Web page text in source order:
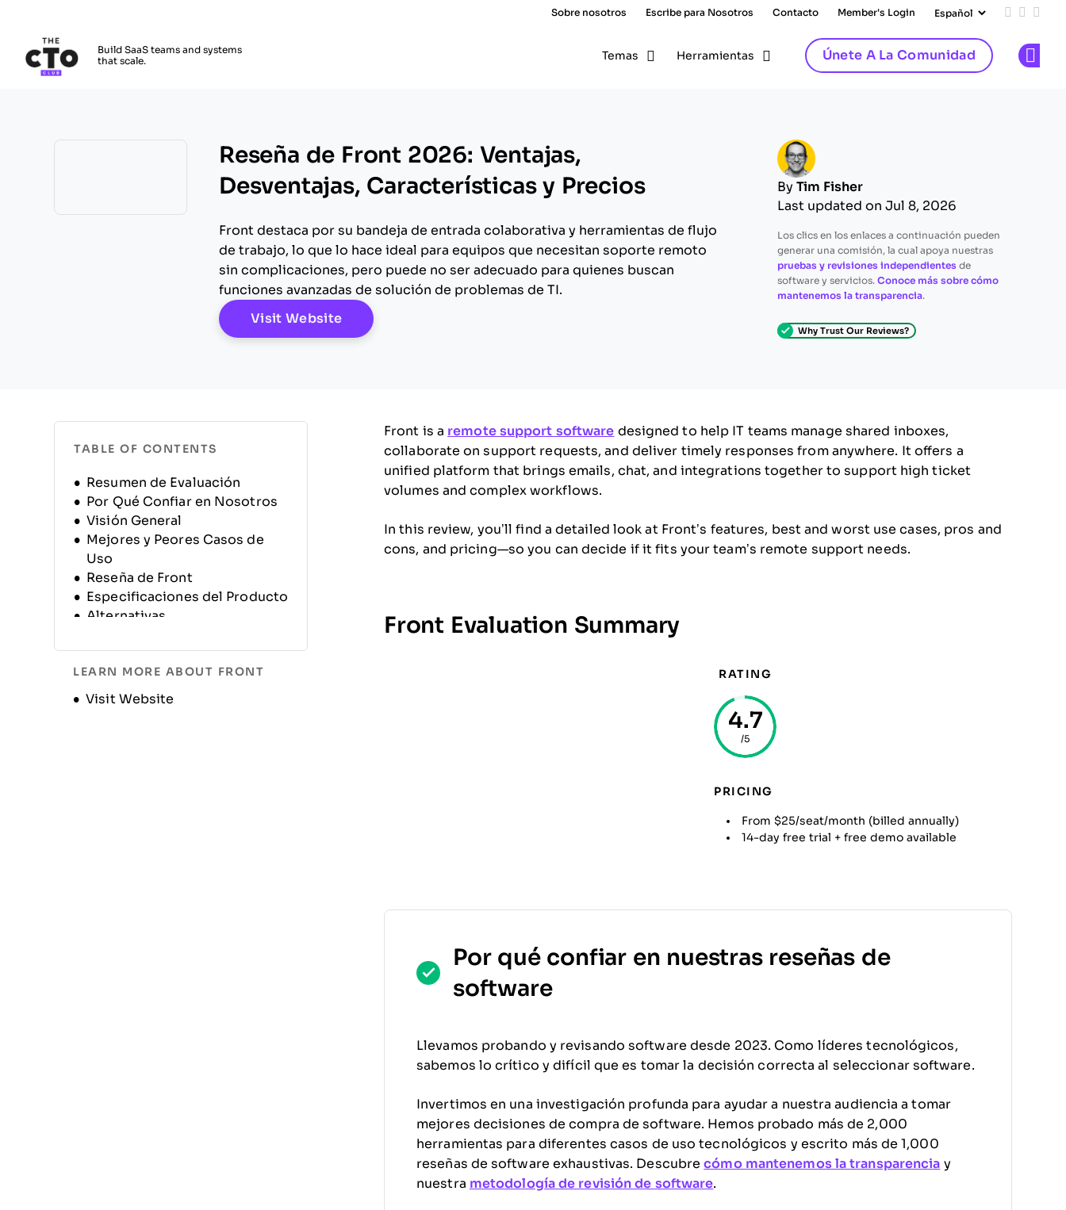
Sobre nosotros Escribe para Nosotros Contacto Member's Login Add us
Follow
Build SaaS teams and systems
that scale.
Temas Herramientas Únete A La Comunidad
Reseña de Front 2026: Ventajas,
Desventajas, Características y Precios
Front destaca por su bandeja de entrada colaborativa y herramientas de flujo
de trabajo, lo que lo hace ideal para equipos que necesitan soporte remoto
sin complicaciones, pero puede no ser adecuado para quienes buscan
funciones avanzadas de solución de problemas de TI.
Visit WebsiteOpens New Window
By Tim Fisher
Last updated on Jul 8, 2026
Los clics en los enlaces a continuación pueden
generar una comisión, la cual apoya nuestras
pruebas y revisiones independientes de
software y servicios. Conoce más sobre cómo
mantenemos la transparencia.
Why Trust Our Reviews?
TABLE OF CONTENTS
Resumen de Evaluación
Por Qué Confiar en Nosotros
Visión General
Mejores y Peores Casos de
Uso
Reseña de Front
Especificaciones del Producto
Alternativas
Historia de la Empresa
LEARN MORE ABOUT FRONT
Visit Website
Opens new window
Front is a remote support software designed to help IT teams manage shared inboxes,
collaborate on support requests, and deliver timely responses from anywhere. It offers a
unified platform that brings emails, chat, and integrations together to support high ticket
volumes and complex workflows.
In this review, you’ll find a detailed look at Front’s features, best and worst use cases, pros and
cons, and pricing—so you can decide if it fits your team’s remote support needs.
Front Evaluation Summary
RATING
4.7
/5
PRICING
From $25/seat/month (billed annually)
14-day free trial + free demo available
Por qué confiar en nuestras reseñas de
software
Llevamos probando y revisando software desde 2023. Como líderes tecnológicos,
sabemos lo crítico y difícil que es tomar la decisión correcta al seleccionar software.
Invertimos en una investigación profunda para ayudar a nuestra audiencia a tomar
mejores decisiones de compra de software. Hemos probado más de 2,000
herramientas para diferentes casos de uso tecnológicos y escrito más de 1,000
reseñas de software exhaustivas. Descubrecómo mantenemos la transparencia y
nuestra metodología de revisión de software.